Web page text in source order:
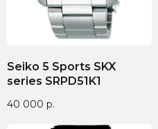
Seiko 5 Sports SKX
series SRPD51K1
40 000 р.